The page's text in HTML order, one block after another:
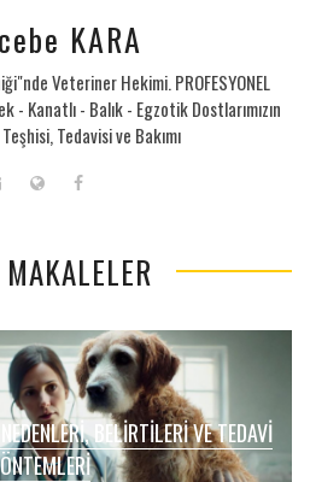
KARA
Veteriner Hekimi. PROFESYONEL
- Kanatlı - Balık - Egzotik Dostlarımızın
Tedavisi ve Bakımı
BELIRTILERI VE TEDAVI